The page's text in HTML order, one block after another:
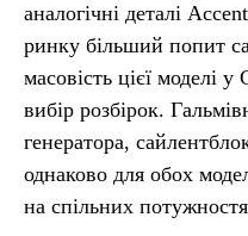
аналогічні деталі
ринку більший попит
масовість цієї моделі
вибір розбірок.
генератора,
однаково для обох
на спільних